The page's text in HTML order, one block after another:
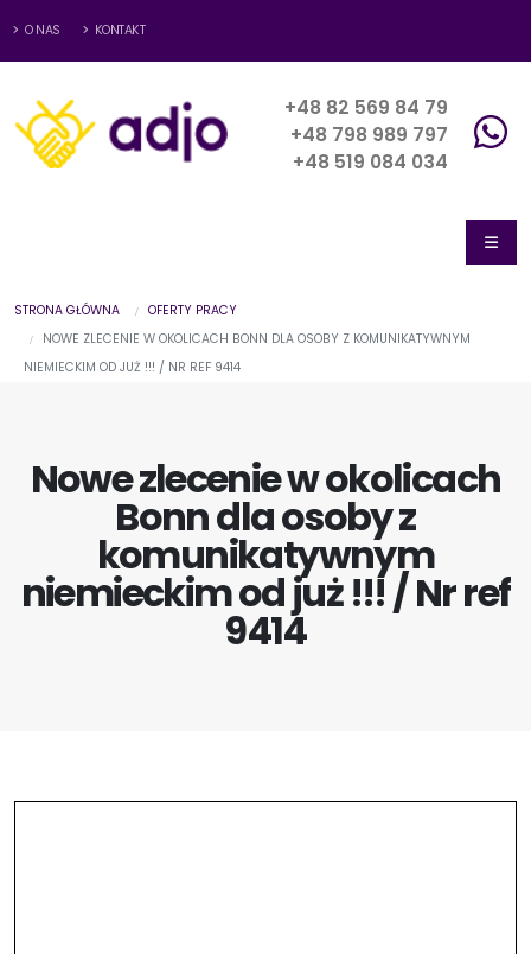
O NAS KONTAKT
+48 82 569 84 79
+48 798 989 797
+48 519 084 034
STRONA GŁÓWNA
OFERTY PRACY
NOWE ZLECENIE W OKOLICACH BONN DLA OSOBY Z KOMUNIKATYWNYM
NIEMIECKIM OD JUŻ !!! / NR REF 9414
Nowe zlecenie w okolicach
Bonn dla osoby z
komunikatywnym
niemieckim od już !!! / Nr ref
9414